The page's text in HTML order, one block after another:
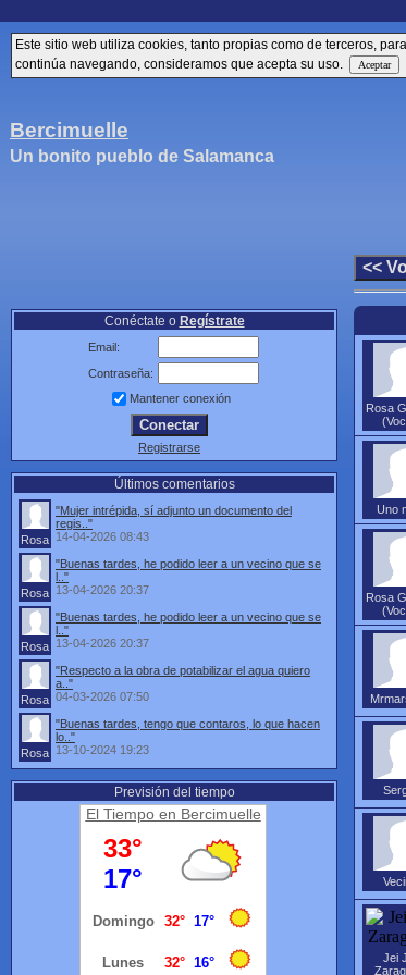
Este sitio web utiliza cookies, tanto propias como de terceros,
continúa navegando, consideramos que acepta su uso.
Bercimuelle
Un bonito pueblo de Salamanca
Conéctate o Regístrate
Email:
Contraseña:
Mantener conexión
Registrarse
Últimos comentarios
Rosa
"Mujer intrépida, sí adjunto un documento del
regis.."
14-04-2026 08:43
Rosa
"Buenas tardes, he podido leer a un vecino que se
l.."
13-04-2026 20:37
Rosa
"Buenas tardes, he podido leer a un vecino que se
l.."
13-04-2026 20:37
Rosa
"Respecto a la obra de potabilizar el agua quiero
a.."
04-03-2026 07:50
Rosa
"Buenas tardes, tengo que contaros, lo que hacen
lo.."
13-10-2024 19:23
Previsión del tiempo
El Tiempo en Bercimuelle
Rosa
Uno
Rosa
Jei